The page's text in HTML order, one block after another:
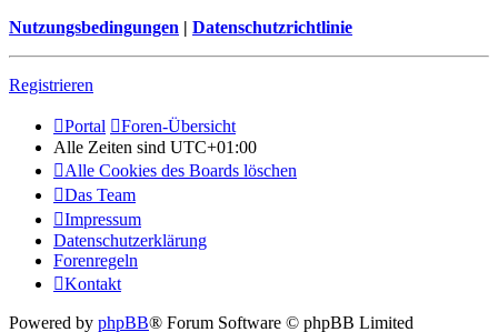
Nutzungsbedingungen | Datenschutzrichtlinie
Registrieren
Portal
Foren-Übersicht
Alle Zeiten sind UTC+01:00
Alle Cookies des Boards löschen
Das Team
Impressum
Datenschutzerklärung
Forenregeln
Kontakt
Powered by phpBB® Forum Software © phpBB Limited